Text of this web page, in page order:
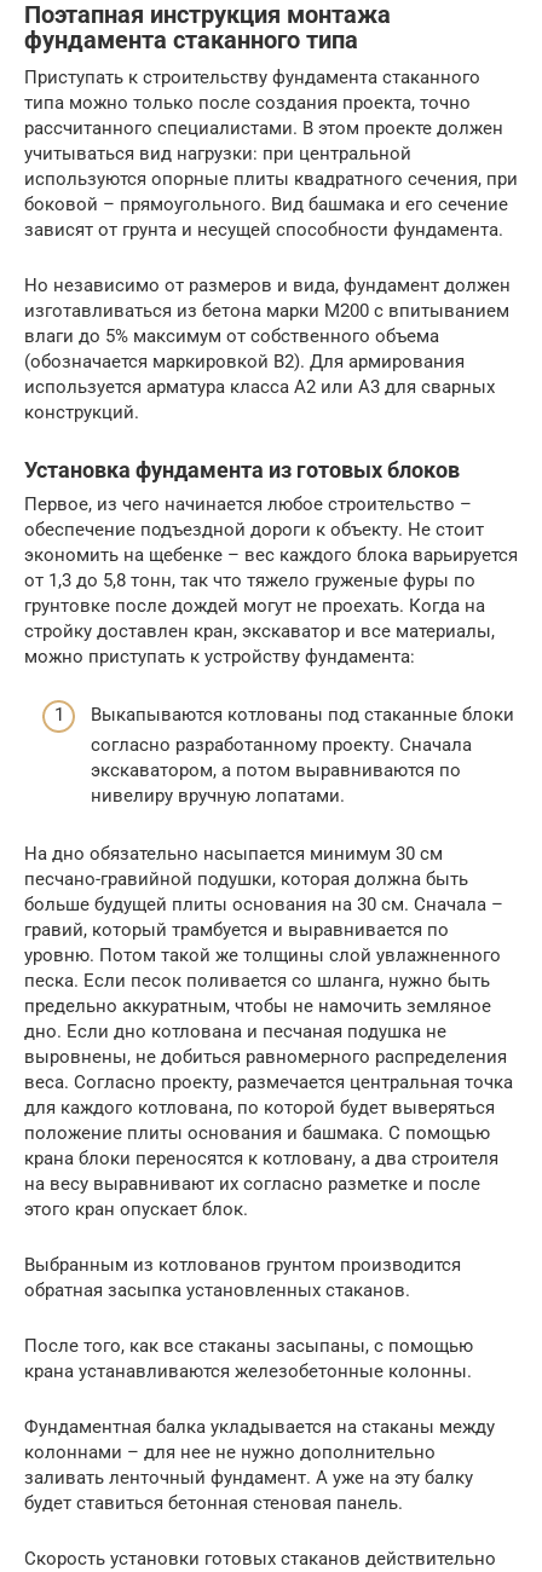
Поэтапная инструкция монтажа
фундамента стаканного типа
Приступать к строительству фундамента стаканного
типа можно только после создания проекта, точно
рассчитанного специалистами. В этом проекте должен
учитываться вид нагрузки: при центральной
используются опорные плиты квадратного сечения, при
боковой – прямоугольного. Вид башмака и его сечение
зависят от грунта и несущей способности фундамента.
Но независимо от размеров и вида, фундамент должен
изготавливаться из бетона марки М200 с впитыванием
влаги до 5% максимум от собственного объема
(обозначается маркировкой В2). Для армирования
используется арматура класса А2 или А3 для сварных
конструкций.
Установка фундамента из готовых блоков
Первое, из чего начинается любое строительство –
обеспечение подъездной дороги к объекту. Не стоит
экономить на щебенке – вес каждого блока варьируется
от 1,3 до 5,8 тонн, так что тяжело груженые фуры по
грунтовке после дождей могут не проехать. Когда на
стройку доставлен кран, экскаватор и все материалы,
можно приступать к устройству фундамента:
Выкапываются котлованы под стаканные блоки
согласно разработанному проекту. Сначала
экскаватором, а потом выравниваются по
нивелиру вручную лопатами.
На дно обязательно насыпается минимум 30 см
песчано-гравийной подушки, которая должна быть
больше будущей плиты основания на 30 см. Сначала –
гравий, который трамбуется и выравнивается по
уровню. Потом такой же толщины слой увлажненного
песка. Если песок поливается со шланга, нужно быть
предельно аккуратным, чтобы не намочить земляное
дно. Если дно котлована и песчаная подушка не
выровнены, не добиться равномерного распределения
веса. Согласно проекту, размечается центральная точка
для каждого котлована, по которой будет выверяться
положение плиты основания и башмака. С помощью
крана блоки переносятся к котловану, а два строителя
на весу выравнивают их согласно разметке и после
этого кран опускает блок.
Выбранным из котлованов грунтом производится
обратная засыпка установленных стаканов.
После того, как все стаканы засыпаны, с помощью
крана устанавливаются железобетонные колонны.
Фундаментная балка укладывается на стаканы между
колоннами – для нее не нужно дополнительно
заливать ленточный фундамент. А уже на эту балку
будет ставиться бетонная стеновая панель.
Скорость установки готовых стаканов действительно